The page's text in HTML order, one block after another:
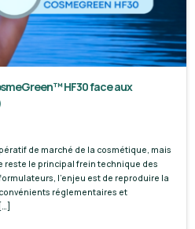
HF30 face aux
de marché de la cosmétique, mais
reste le principal frein technique des
l’enjeu est de reproduire la
réglementaires et